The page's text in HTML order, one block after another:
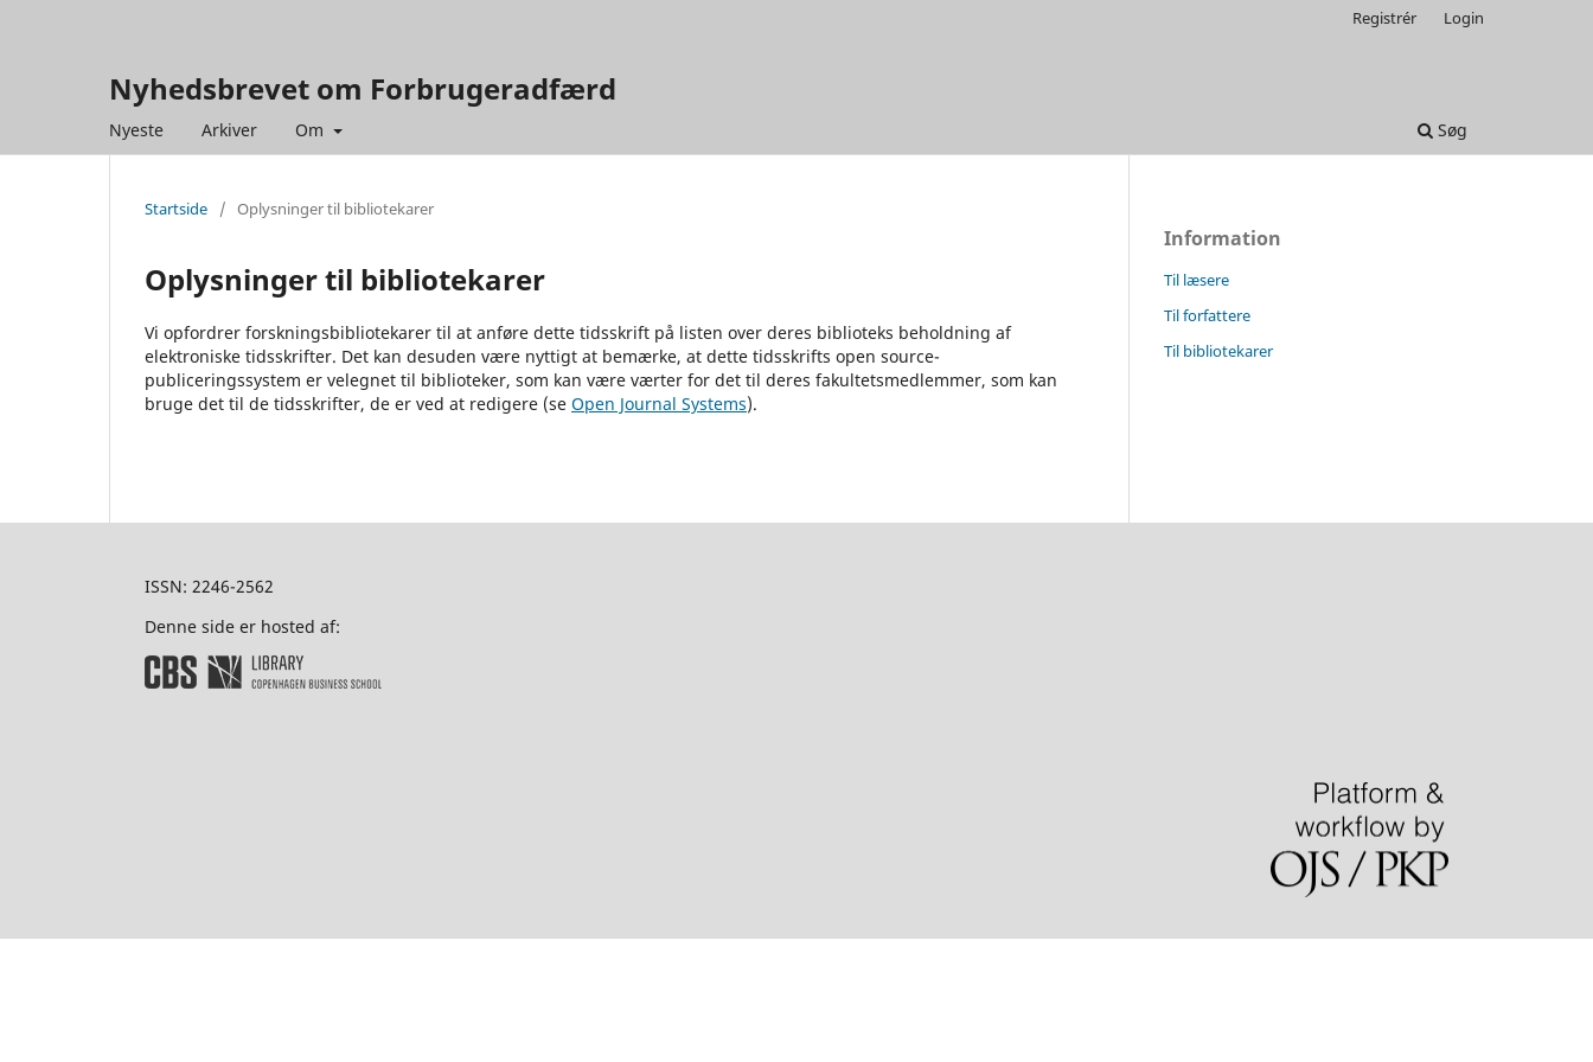
Nyhedsbrevet om Forbrugeradfærd
Nyeste Arkiver Om Søg
Registrér Login
Startside / Oplysninger til bibliotekarer
Oplysninger til bibliotekarer
Vi opfordrer forskningsbibliotekarer til at anføre dette tidsskrift på listen over deres biblioteks beholdning af
elektroniske tidsskrifter. Det kan desuden være nyttigt at bemærke, at dette tidsskrifts open source-
publiceringssystem er velegnet til biblioteker, som kan være værter for det til deres fakultetsmedlemmer, som kan
bruge det til de tidsskrifter, de er ved at redigere (se Open Journal Systems).
Information
Til læsere
Til forfattere
Til bibliotekarer
ISSN: 2246-2562
Denne side er hosted af: